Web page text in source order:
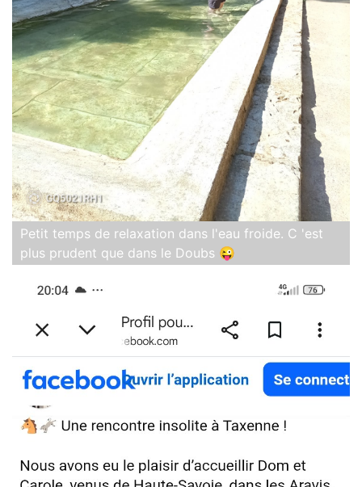
Petit temps de relaxation dans l'eau froide. C 'est
plus prudent que dans le Doubs 😜